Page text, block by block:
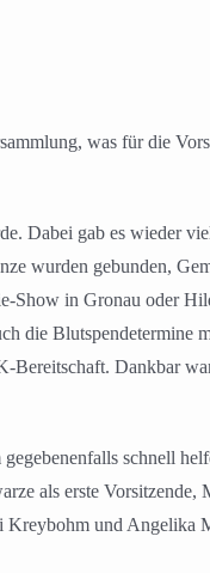
was für die
Dabei gab es wieder
wurden gebunden,
Show in Gronau oder
die Blutspendetermine
Bereitschaft. Dankbar
schnell
als erste
Kreybohm und Angelika